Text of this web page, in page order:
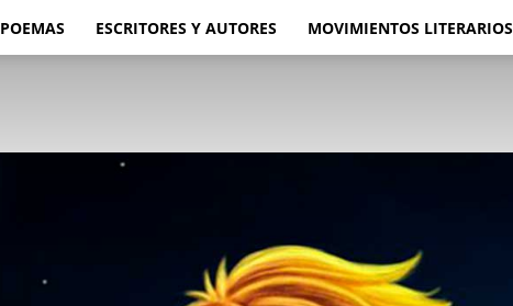
POEMAS ESCRITORES Y AUTORES MOVIMIENTOS LITERARIOS